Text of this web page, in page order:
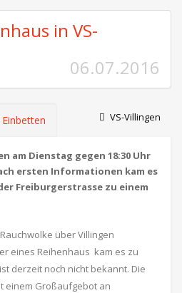
in VS-
06.07.2016
Einbetten VS-Villingen
am Dienstag gegen 18:30 Uhr
ersten Informationen kam es
Freiburgerstrasse zu einem
über Villingen
eines Reihenhaus kam es zu
derzeit noch nicht bekannt. Die
einem Großaufgebot an